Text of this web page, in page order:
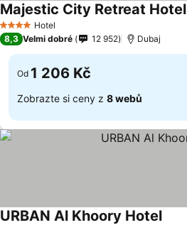
4 Počet hvězdiček
Hotel
Majestic City Retreat Hotel
8,3 Velmi dobré 12 952 Dubaj
Od 1 206 Kč
Zobrazte si ceny z 8 webů
URBAN Al Khoory Hotel